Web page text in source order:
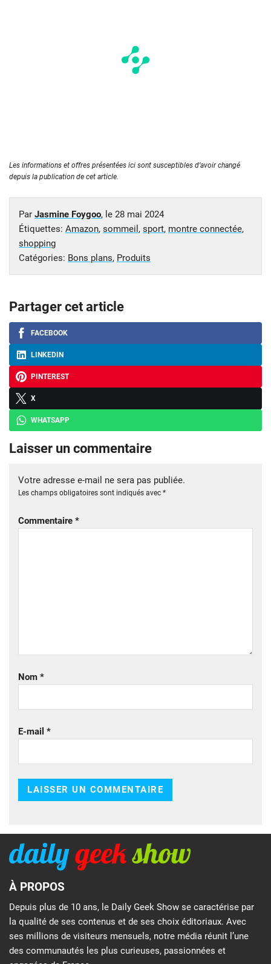
Les informations et offres présentées ici sont susceptibles d’avoir changé
depuis la publication de cet article.
Par Jasmine Foygoo, le 28 mai 2024
Étiquettes: Amazon, sommeil , sport, montre connectée,
shopping
Catégories: Bons plans, Produits
Partager cet article
FACEBOOK
LINKEDIN
PINTEREST
X
WHATSAPP
Laisser un commentaire
Votre adresse e-mail ne sera pas publiée.
Les champs obligatoires sont indiqués avec *
Commentaire *
Nom *
E-mail *
À PROPOS
Depuis plus de 10 ans, le Daily Geek Show se caractérise par
la qualité de ses contenus et de ses choix éditoriaux. Avec
ses millions de visiteurs mensuels, notre média réunit l’une
des communautés les plus curieuses, passionnées et